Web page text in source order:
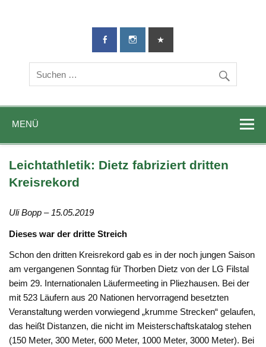
TG-Geislingen
DIE Sportadresse in Geislingen!
MENÜ
Leichtathletik: Dietz fabriziert dritten
Kreisrekord
Uli Bopp – 15.05.2019
Dieses war der dritte Streich
Schon den dritten Kreisrekord gab es in der noch jungen Saison
am vergangenen Sonntag für Thorben Dietz von der LG Filstal
beim 29. Internationalen Läufermeeting in Pliezhausen. Bei der
mit 523 Läufern aus 20 Nationen hervorragend besetzten
Veranstaltung werden vorwiegend „krumme Strecken“ gelaufen,
das heißt Distanzen, die nicht im Meisterschaftskatalog stehen
(150 Meter, 300 Meter, 600 Meter, 1000 Meter, 3000 Meter). Bei